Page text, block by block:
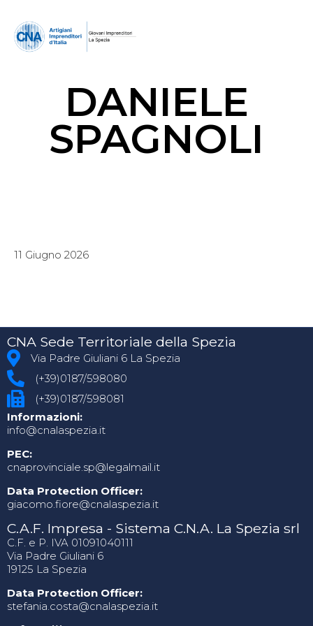
DANIELE
SPAGNOLI
11 Giugno 2026
CNA Sede Territoriale della Spezia
Via Padre Giuliani 6 La Spezia
(+39)0187/598080
(+39)0187/598081
Informazioni:
info@cnalaspezia.it
PEC:
cnaprovinciale.sp@legalmail.it
Data Protection Officer:
giacomo.fiore@cnalaspezia.it
C.A.F. Impresa - Sistema C.N.A. La Spezia srl
C.F. e P. IVA 01091040111
Via Padre Giuliani 6
19125 La Spezia
Data Protection Officer:
stefania.costa@cnalaspezia.it